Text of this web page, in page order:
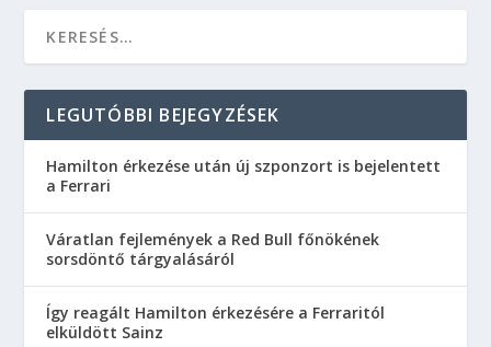
LEGUTÓBBI BEJEGYZÉSEK
Hamilton érkezése után új szponzort is bejelentett
a Ferrari
Váratlan fejlemények a Red Bull főnökének
sorsdöntő tárgyalásáról
Így reagált Hamilton érkezésére a Ferraritól
elküldött Sainz